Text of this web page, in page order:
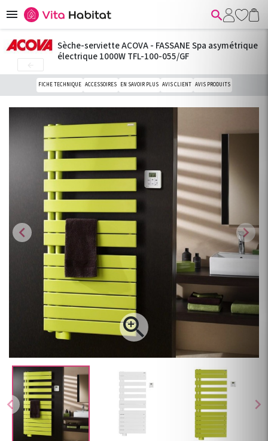
 
chevron_left chevron_right
chevron_left

chevron_right
Sèche-serviette ACOVA - FASSANE Spa asymétrique
électrique 1000W TFL-100-055/GF
FICHE TECHNIQUE ACCESSOIRES EN SAVOIR PLUS AVIS CLIENT AVIS PRODUITS